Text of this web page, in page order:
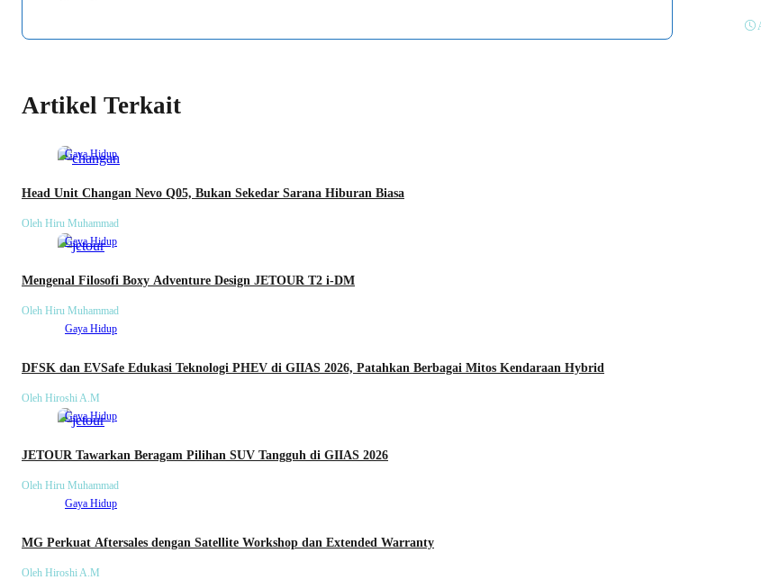
Artikel Terkait
Gaya Hidup
Head Unit Changan Nevo Q05, Bukan Sekedar Sarana Hiburan Biasa
Oleh Hiru Muhammad
Gaya Hidup
Mengenal Filosofi Boxy Adventure Design JETOUR T2 i-DM
Oleh Hiru Muhammad
Gaya Hidup
DFSK dan EVSafe Edukasi Teknologi PHEV di GIIAS 2026, Patahkan Berbagai Mitos Kendaraan Hybrid
Oleh Hiroshi A.M
Gaya Hidup
JETOUR Tawarkan Beragam Pilihan SUV Tangguh di GIIAS 2026
Oleh Hiru Muhammad
Gaya Hidup
MG Perkuat Aftersales dengan Satellite Workshop dan Extended Warranty
Oleh Hiroshi A.M